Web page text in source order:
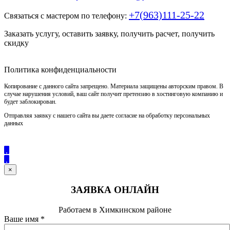
Связаться с мастером по телефону: +7(963)111-25-22
Заказать услугу, оставить заявку, получить расчет, получить
скидку
Политика конфиденциальности
Копирование с данного сайта запрещено. Материала защищены авторским правом. В
случае нарушения условий, ваш сайт получит претензию в хостинговую компанию и
будет заблокирован.
Отправляя заявку с нашего сайта вы даете согласие на обработку персональных
данных
×
ЗАЯВКА ОНЛАЙН
Работаем в Химкинском районе
Ваше имя *